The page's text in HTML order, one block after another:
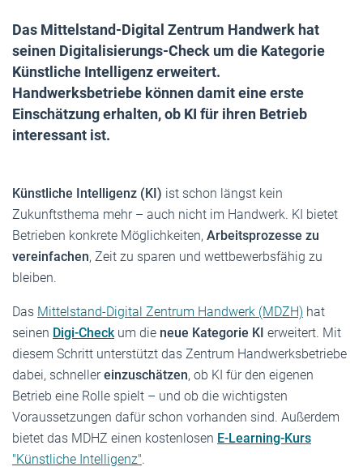
Das Mittelstand-Digital Zentrum Handwerk hat
seinen Digitalisierungs-Check um die Kategorie
Künstliche Intelligenz erweitert.
Handwerksbetriebe können damit eine erste
Einschätzung erhalten, ob KI für ihren Betrieb
interessant ist.
Künstliche Intelligenz (KI) ist schon längst kein
Zukunftsthema mehr – auch nicht im Handwerk. KI bietet
Betrieben konkrete Möglichkeiten, Arbeitsprozesse zu
vereinfachen, Zeit zu sparen und wettbewerbsfähig zu
bleiben.
Das Mittelstand-Digital Zentrum Handwerk (MDZH) hat
seinen Digi-Check um die neue Kategorie KI erweitert. Mit
diesem Schritt unterstützt das Zentrum Handwerksbetriebe
dabei, schnellereinzuschätzen, ob KI für den eigenen
Betrieb eine Rolle spielt – und ob die wichtigsten
Voraussetzungen dafür schon vorhanden sind. Außerdem
bietet das MDHZ einen kostenlosen E-Learning-Kurs
"Künstliche Intelligenz".